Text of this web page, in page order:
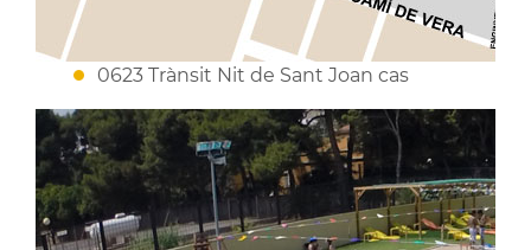
0623 Trànsit Nit de Sant Joan cas